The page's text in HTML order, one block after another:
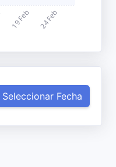
Seleccionar Fecha